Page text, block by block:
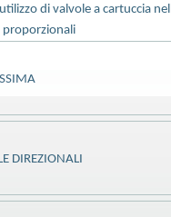
di valvole a cartuccia
proporzionali
DIREZIONALI